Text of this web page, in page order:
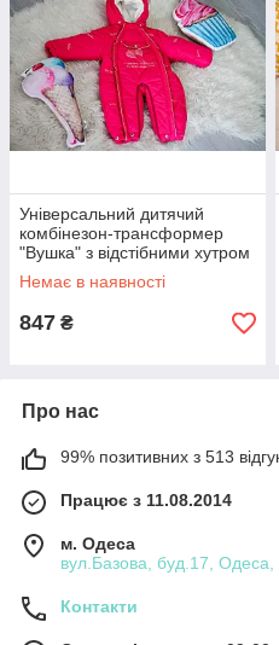
Універсальний дитячий
комбінезон-трансформер
"Вушка" з відстібними хутром
(малиновий)
Немає в наявності
847 ₴
Про нас
99% позитивних з 513
Працює з 11.08.2014
м. Одеса
вул.Базова, буд.17, Одеса,
Контакти